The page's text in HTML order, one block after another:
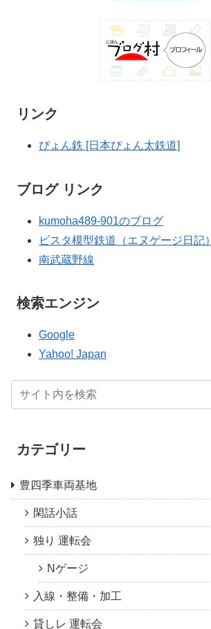
リンク
ぴょん鉄 [日本ぴょん太鉄道]
ブログ リンク
kumoha489-901のブログ
ビスタ模型鉄道（エヌゲージ日記）
南武蔵野線
検索エンジン
Google
Yahoo! Japan
カテゴリー
豊四季車両基地
閑話小話
独り 運転会
Nゲージ
入線・整備・加工
貸しレ 運転会